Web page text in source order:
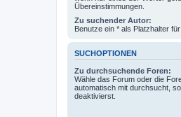
Übereinstimmungen.
Zu suchender Autor:
Benutze ein * als Platzhalter
SUCHOPTIONEN
Zu durchsuchende Foren:
Wähle das Forum oder die
automatisch mit durchsucht,
deaktivierst.